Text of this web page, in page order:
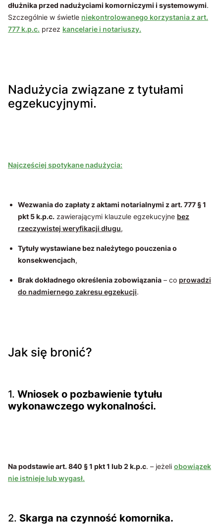
dłużnika przed nadużyciami komorniczymi i systemowymi.
Szczególnie w świetle niekontrolowanego korzystania z art.
777 k.p.c. przez kancelarie i notariuszy.
Nadużycia związane z tytułami
egzekucyjnymi.
Najczęściej spotykane nadużycia:
Wezwania do zapłaty z aktami notarialnymi z art. 777 § 1
pkt 5 k.p.c. zawierającymi klauzule egzekucyjne bez
rzeczywistej weryfikacji długu,
Tytuły wystawiane bez należytego pouczenia o
konsekwencjach,
Brak dokładnego określenia zobowiązania – co prowadzi
do nadmiernego zakresu egzekucji.
Jak się bronić?
Wniosek o pozbawienie tytułu
wykonawczego wykonalności.
Na podstawie art. 840 § 1 pkt 1 lub 2 k.p.c. – jeżeli obowiązek
nie istnieje lub wygasł.
Skarga na czynność komornika.